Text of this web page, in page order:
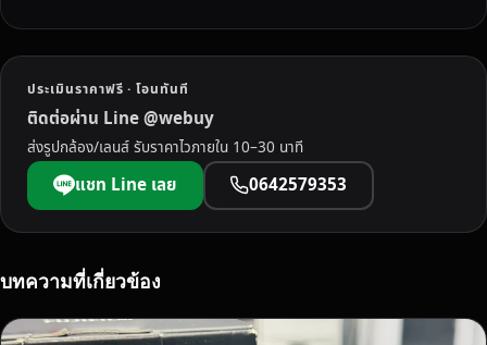
ประเมินราคาฟรี · โอนทันที
ติดต่อผ่าน Line @webuy
ส่งรูปกล้อง/เลนส์ รับราคาไวภายใน 10–30 นาที
แชท Line เลย 0642579353
บทความที่เกี่ยวข้อง